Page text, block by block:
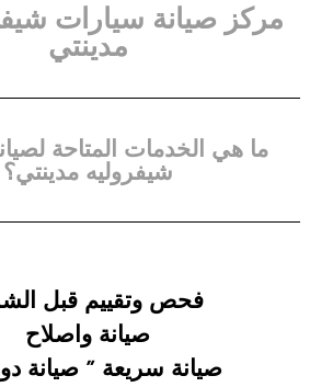
مركز صيانة سيارات
مدينتي
ما هي الخدمات المتاحة
شيفروليه مدينتي؟
فحص وتقييم قبل
صيانة واصلاح
صيانة سريعة ” صيانة